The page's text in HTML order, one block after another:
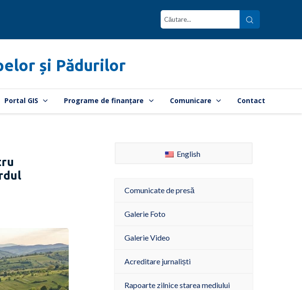
și Pădurilor
Portal GIS Programe de finanțare Comunicare Contact
English
Comunicate de presă
Galerie Foto
Galerie Video
Acreditare jurnaliști
Rapoarte zilnice starea mediului